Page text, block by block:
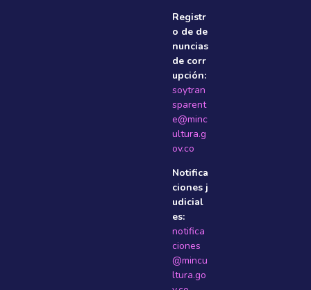
Registr
o de de
nuncias
de corr
upción:
soytran
sparent
e@minc
ultura.g
ov.co
Notifica
ciones j
udicial
es:
notifica
ciones
@mincu
ltura.go